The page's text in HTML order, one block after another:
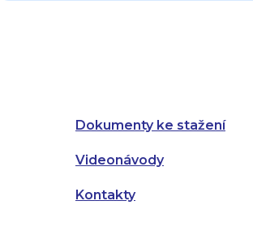
Dokumenty ke stažení
Videonávody
Kontakty
Pátek: